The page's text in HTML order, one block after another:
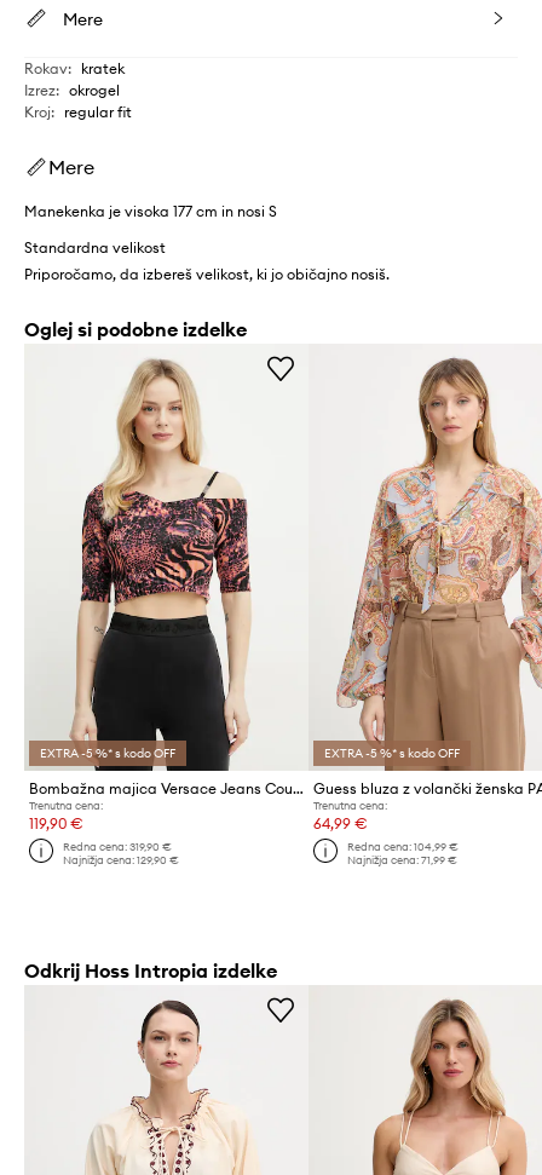
Mere
Rokav: kratek
Izrez: okrogel
Kroj: regular fit
Mere
Manekenka je visoka 177 cm in nosi S
Standardna velikost
Priporočamo, da izbereš velikost, ki jo običajno nosiš.
Oglej si podobne izdelke
EXTRA -5 %* s kodo OFF
Bombažna majica Versace Jeans Couture
Trenutna cena:
119,90 €
Redna cena:319,90 €
Najnižja cena:129,90 €
EXTRA -5 %* s kodo OFF
Trenutna cena:
64,99 €
Redna cena: 104,99 €
Najnižja cena: 71,99 €
Odkrij Hoss Intropia izdelke